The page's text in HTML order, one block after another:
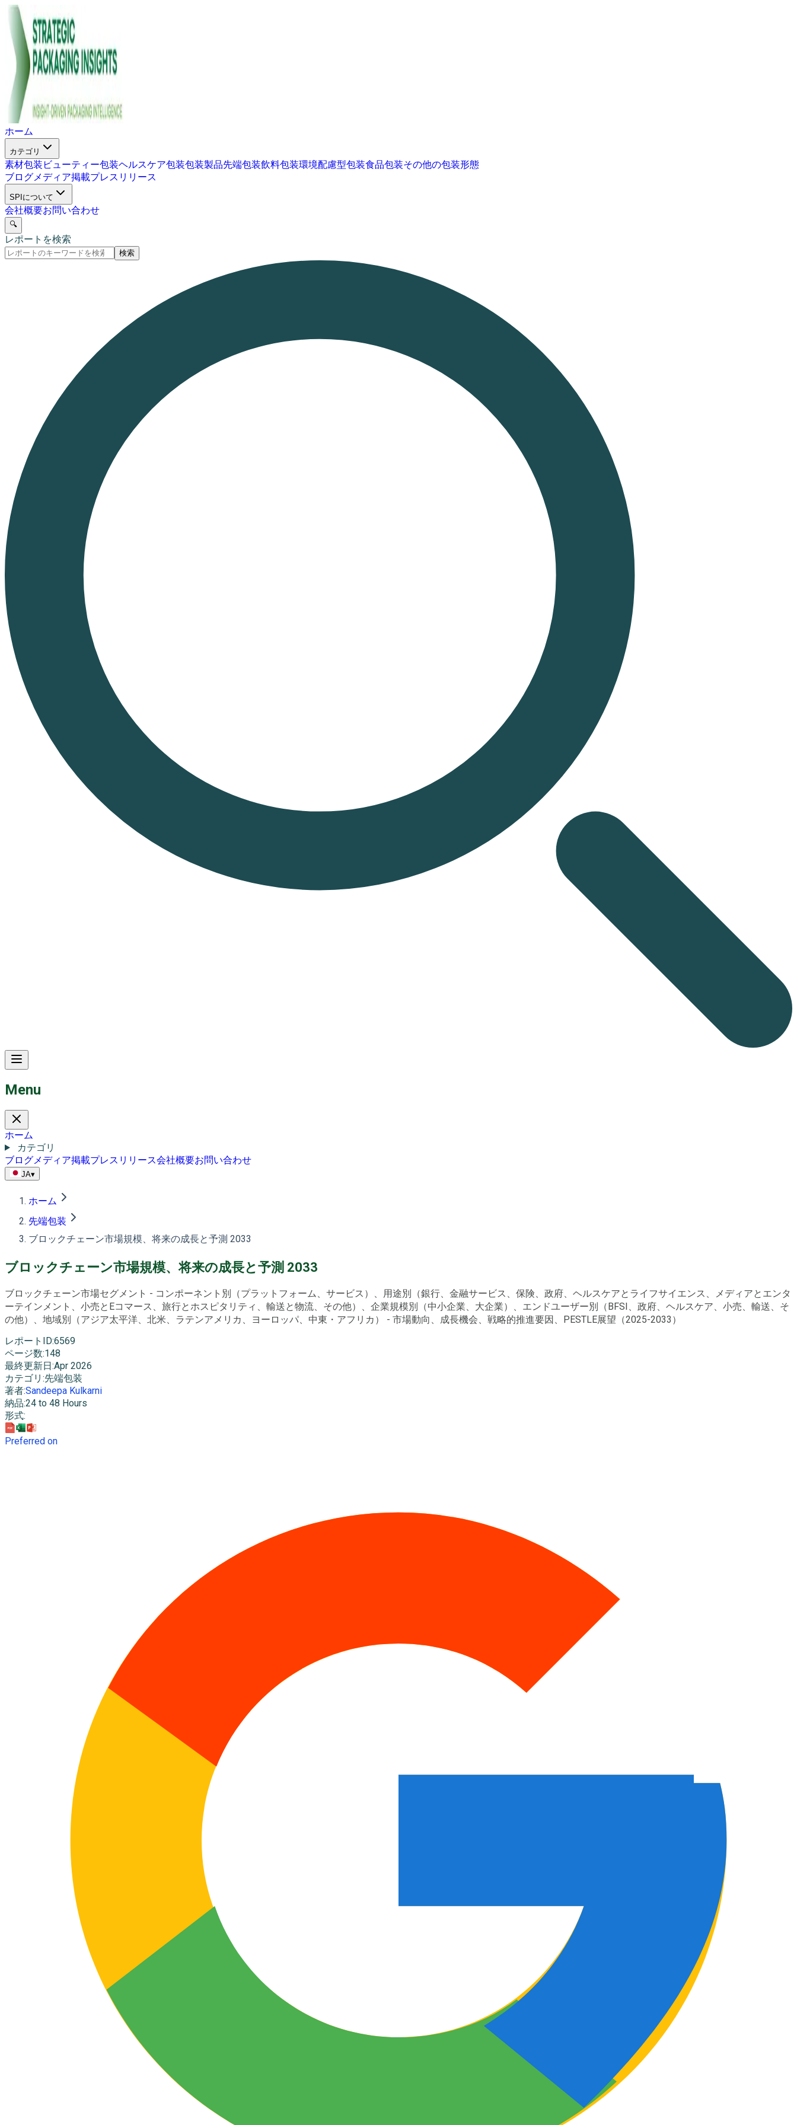
ホーム
カテゴリ
素材包装 ビューティー包装ヘルスケア包装包装製品先端包装飲料包装環境配慮型包装食品包装その他の包装形態
ブログメディア掲載プレスリリース
SPIについて
会社概要お問い合わせ
🔍
レポートを検索
検索
Menu
ホーム
カテゴリ
ブログメディア掲載プレスリリース会社概要お問い合わせ
JA▾
ホーム
先端包装
ブロックチェーン市場規模、将来の成長と予測 2033
ブロックチェーン市場規模、将来の成長と予測 2033
ブロックチェーン市場セグメント - コンポーネント別（プラットフォーム、サービス）、用途別（銀行、金融サービス、保険、政府、ヘルスケアとライフサイエンス、メディアとエンタ
ーテインメント、小売とEコマース、旅行とホスピタリティ、輸送と物流、その他）、企業規模別（中小企業、大企業）、エンドユーザー別（BFSI、政府、ヘルスケア、小売、輸送、そ
の他）、地域別（アジア太平洋、北米、ラテンアメリカ、ヨーロッパ、中東・アフリカ） - 市場動向、成長機会、戦略的推進要因、PESTLE展望（2025-2033）
レポートID:6569
ページ数:148
最終更新日 :Apr 2026
カテゴリ :先端包装
著者:Sandeepa Kulkarni
納品:24 to 48 Hours
形式:
Preferred on